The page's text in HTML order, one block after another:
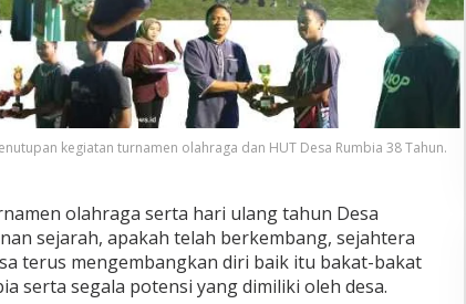
kegiatan turnamen olahraga dan HUT Desa Rumbia 38 Tahun.
olahraga serta hari ulang tahun Desa
sejarah, apakah telah berkembang, sejahtera
terus mengembangkan diri baik itu bakat-bakat
serta segala potensi yang dimiliki oleh desa.